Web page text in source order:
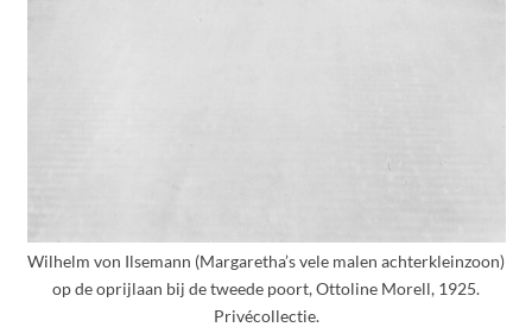
Wilhelm von Ilsemann (Margaretha’s vele malen achterkleinzoon)
op de oprijlaan bij de tweede poort, Ottoline Morell, 1925.
Privécollectie.